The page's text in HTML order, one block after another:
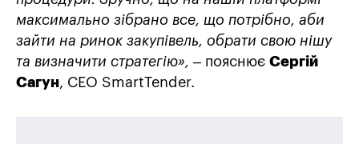
максимально зібрано все, що потрібно, аби
зайти на ринок закупівель, обрати свою нішу
та визначити стратегію», – пояснює Сергій
Сагун, СЕО SmartTender.